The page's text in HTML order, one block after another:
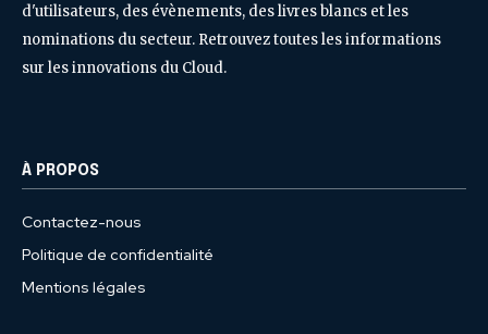
d'utilisateurs, des évènements, des livres blancs et les
nominations du secteur. Retrouvez toutes les informations
sur les innovations du Cloud.
À PROPOS
Contactez-nous
Politique de confidentialité
Mentions légales